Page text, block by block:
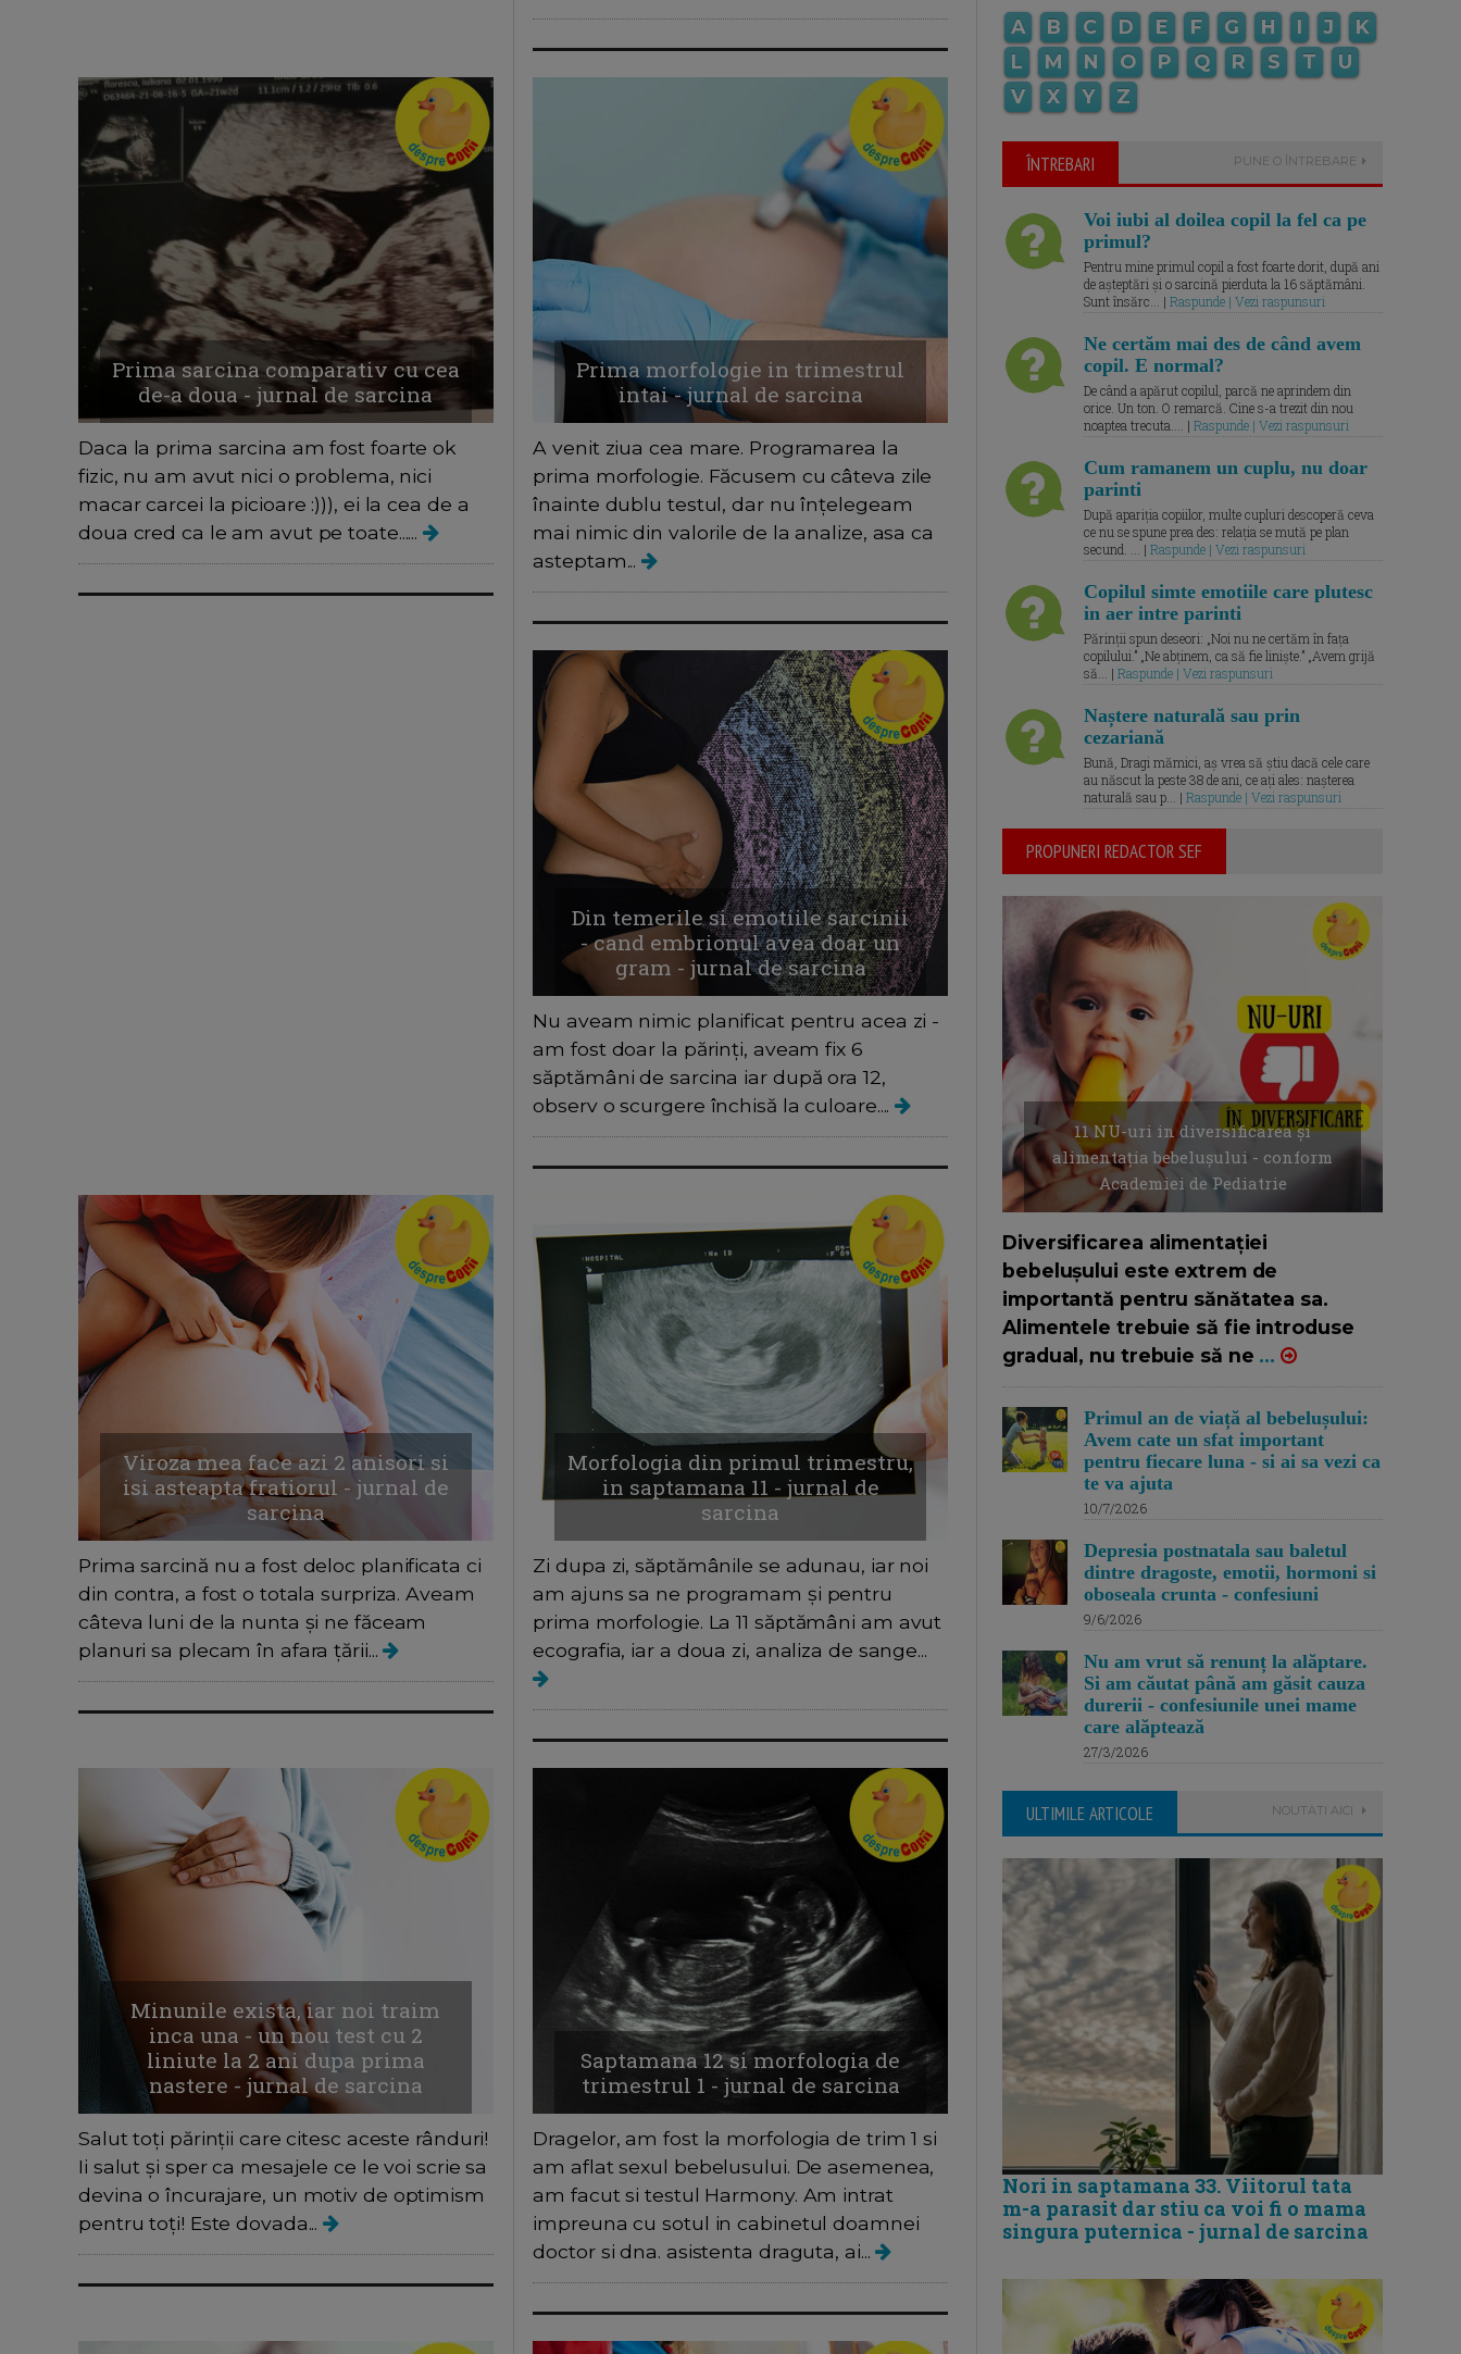
Prima sarcina comparativ cu cea
de-a doua - jurnal de sarcina
Daca la prima sarcina am fost foarte ok
fizic, nu am avut nici o problema, nici
macar carcei la picioare :))), ei la cea de a
doua cred ca le am avut pe toate......
Prima morfologie in trimestrul
intai - jurnal de sarcina
A venit ziua cea mare. Programarea la
prima morfologie. Făcusem cu câteva zile
înainte dublu testul, dar nu înțelegeam
mai nimic din valorile de la analize, asa ca
asteptam...
Din temerile si emotiile sarcinii
- cand embrionul avea doar un
gram - jurnal de sarcina
Nu aveam nimic planificat pentru acea zi -
am fost doar la părinți, aveam fix 6
săptămâni de sarcina iar după ora 12,
observ o scurgere închisă la culoare....
Viroza mea face azi 2 anisori si
isi asteapta fratiorul - jurnal de
sarcina
Prima sarcină nu a fost deloc planificata ci
din contra, a fost o totala surpriza. Aveam
câteva luni de la nunta și ne făceam
planuri sa plecam în afara țării...
Morfologia din primul trimestru,
in saptamana 11 - jurnal de
sarcina
Zi dupa zi, săptămânile se adunau, iar noi
am ajuns sa ne programam și pentru
prima morfologie. La 11 săptămâni am avut
ecografia, iar a doua zi, analiza de sange...
Minunile exista, iar noi traim
inca una - un nou test cu 2
liniute la 2 ani dupa prima
nastere - jurnal de sarcina
Salut toți părinții care citesc aceste rânduri!
Ii salut și sper ca mesajele ce le voi scrie sa
devina o încurajare, un motiv de optimism
pentru toți! Este dovada...
Saptamana 12 si morfologia de
trimestrul 1 - jurnal de sarcina
Dragelor, am fost la morfologia de trim 1 si
am aflat sexul bebelusului. De asemenea,
am facut si testul Harmony. Am intrat
impreuna cu sotul in cabinetul doamnei
doctor si dna. asistenta draguta, ai...
A B C D E F G H I J
K
L
M N O P Q R S T
U
V
X Y Z
ÎNTREBARI PUNE O ÎNTREBARE
Voi iubi al doilea copil la fel ca pe
primul?
Pentru mine primul copil a fost foarte dorit, după ani
de așteptări și o sarcină pierduta la 16 săptămâni.
Sunt însărc... | Raspunde | Vezi raspunsuri
Ne certăm mai des de când avem
copil. E normal?
De când a apărut copilul, parcă ne aprindem din
orice. Un ton. O remarcă. Cine s-a trezit din nou
noaptea trecuta.... | Raspunde | Vezi raspunsuri
Cum ramanem un cuplu, nu doar
parinti
După apariția copiilor, multe cupluri descoperă ceva
ce nu se spune prea des: relația se mută pe plan
secund. ... | Raspunde | Vezi raspunsuri
Copilul simte emotiile care plutesc
in aer intre parinti
Părinții spun deseori: „Noi nu ne certăm în fața
copilului.” „Ne abținem, ca să fie liniște.” „Avem grijă
să... | Raspunde | Vezi raspunsuri
Naștere naturală sau prin
cezariană
Bună, Dragi mămici, aș vrea să știu dacă cele care
au născut la peste 38 de ani, ce ați ales: nașterea
naturală sau p... | Raspunde | Vezi raspunsuri
PROPUNERI REDACTOR SEF
11 NU-uri in diversificarea și
alimentația bebelușului - conform
Academiei de Pediatrie
Diversificarea alimentației
bebelușului este extrem de
importantă pentru sănătatea sa.
Alimentele trebuie să fie introduse
gradual, nu trebuie să ne ...
Primul an de viață al bebelușului:
Avem cate un sfat important
pentru fiecare luna - si ai sa vezi ca
te va ajuta
10/7/2026
Depresia postnatala sau baletul
dintre dragoste, emotii, hormoni si
oboseala crunta - confesiuni
9/6/2026
Nu am vrut să renunț la alăptare.
Si am căutat până am găsit cauza
durerii - confesiunile unei mame
care alăptează
27/3/2026
ULTIMILE ARTICOLE NOUTATI AICI
Nori in saptamana 33. Viitorul tata
m-a parasit dar stiu ca voi fi o mama
singura puternica - jurnal de sarcina